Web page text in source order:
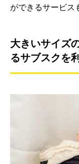
ができるサービス
大きいサイズ
るサブスクを